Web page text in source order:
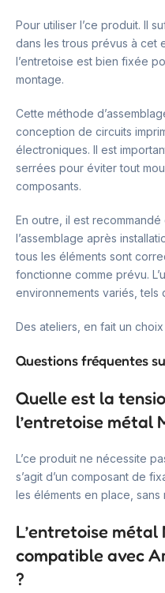
Pour utiliser l’ce produit. Il
dans les trous prévus à cet
l’entretoise est bien fixée
montage.
Cette méthode
conception de circuits
électroniques. Il est
serrées pour éviter tout
composants.
En outre, il est
l’assemblage après
tous les éléments sont
fonctionne comme prévu.
environnements variés, tels
Des ateliers, en fait un
Questions fréquentes
Quelle est la
l’entretoise métal
L’ce produit ne nécessite
s’agit d’un composant de
les éléments en place,
L’entretoise
compatible avec
?